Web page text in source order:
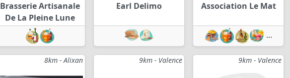
Brasserie Artisanale
De La Pleine Lune
Earl Delimo Association Le Mat
...
8km - Alixan 9km - Valence 9km - Valence